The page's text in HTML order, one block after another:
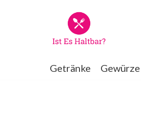
Getränke Gewürze